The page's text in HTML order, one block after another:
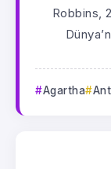
Robbins,
Agartha